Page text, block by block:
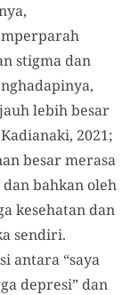
stigma dan
lebih besar
2021;
besar merasa
bahkan oleh
kesehatan dan
sendiri.
antara “saya
depresi” dan